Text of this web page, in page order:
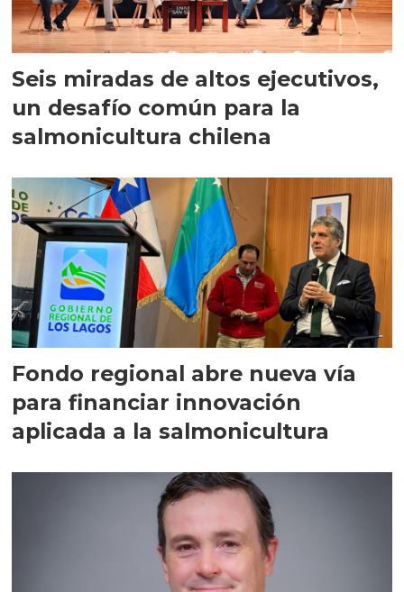
Seis miradas de altos ejecutivos,
un desafío común para la
salmonicultura chilena
Fondo regional abre nueva vía
para financiar innovación
aplicada a la salmonicultura